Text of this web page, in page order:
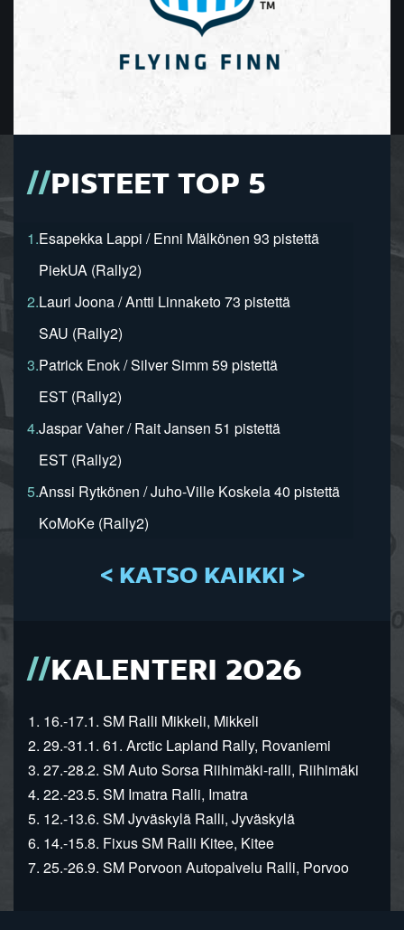
PISTEET TOP 5
1.Esapekka Lappi / Enni Mälkönen 93 pistettä
PiekUA (Rally2)
2.Lauri Joona / Antti Linnaketo 73 pistettä
SAU (Rally2)
3.Patrick Enok / Silver Simm 59 pistettä
EST (Rally2)
4.Jaspar Vaher / Rait Jansen 51 pistettä
EST (Rally2)
5.Anssi Rytkönen / Juho-Ville Koskela 40 pistettä
KoMoKe (Rally2)
< KATSO KAIKKI >
KALENTERI 2026
1. 16.-17.1. SM Ralli Mikkeli, Mikkeli
2. 29.-31.1. 61. Arctic Lapland Rally, Rovaniemi
3. 27.-28.2. SM Auto Sorsa Riihimäki-ralli, Riihimäki
4. 22.-23.5. SM Imatra Ralli, Imatra
5. 12.-13.6. SM Jyväskylä Ralli, Jyväskylä
6. 14.-15.8. Fixus SM Ralli Kitee, Kitee
7. 25.-26.9. SM Porvoon Autopalvelu Ralli, Porvoo